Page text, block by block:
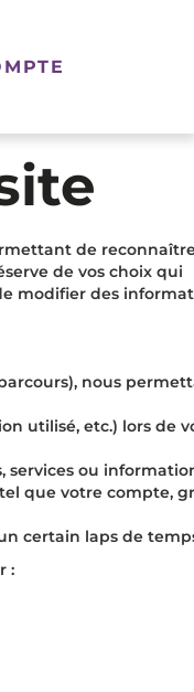
de
de vos choix qui
modifier des
nous
utilisé, etc.) lors de
services ou
que votre compte,
certain laps de
: